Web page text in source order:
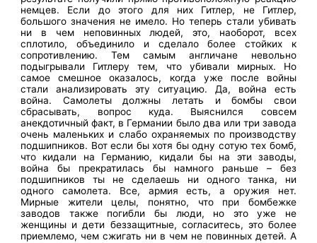
немцев. Если до этого для них Гитлер, не Гитлер,
большого значения не имело. Но теперь стали убивать
ни в чем неповинных людей, это, наоборот, всех
сплотило, объединило и сделало более стойких к
сопротивлению. Тем самым англичане невольно
подыгрывали Гитлеру тем, что убивали мирных. Но
самое смешное оказалось, когда уже после войны
стали анализировать эту ситуацию. Да, война есть
война. Самолеты должны летать и бомбы свои
сбрасывать, вопрос куда. Выяснился совсем
анекдотичный факт, в Германии было два или три завода
очень маленьких и слабо охраняемых по производству
подшипников. Вот если бы хотя бы одну сотую тех бомб,
что кидали на Германию, кидали бы на эти заводы,
война бы прекратилась бы намного раньше – без
подшипников ты не сделаешь ни одного танка, ни
одного самолета. Все, армия есть, а оружия нет.
Мирные жители целы, понятно, что при бомбежке
заводов также погибли бы люди, но это уже не
женщины и дети беззащитные, согласитесь, это более
приемлемо, чем сжигать ни в чем не повинных детей. А